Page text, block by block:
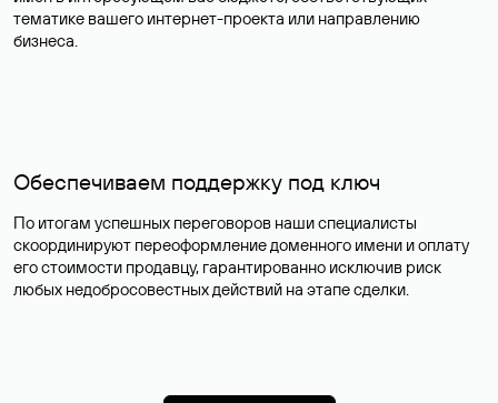
тематике вашего интернет-проекта или направлению
бизнеса.
Обеспечиваем поддержку под ключ
По итогам успешных переговоров наши специалисты
скоординируют переоформление доменного имени и оплату
его стоимости продавцу, гарантированно исключив риск
любых недобросовестных действий на этапе сделки.